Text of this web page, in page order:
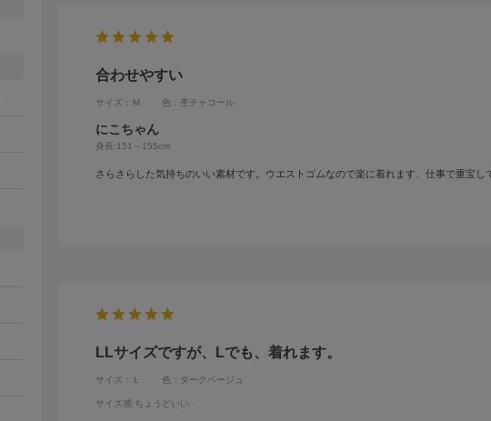
合わせやすい
サイズ：Ｍ 色：杢チャコール
にこちゃん
身長:151～155cm
さらさらした気持ちのいい素材です。ウエストゴムなので楽に着れます、仕事で重宝し
LLサイズですが、Lでも、着れます。
サイズ：Ｌ 色：ダークベージュ
サイズ感:ちょうどいい